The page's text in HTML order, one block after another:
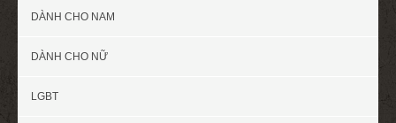
DÀNH CHO NAM
DÀNH CHO NỮ
LGBT